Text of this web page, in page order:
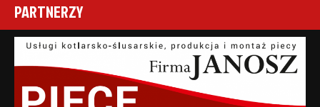
PARTNERZY